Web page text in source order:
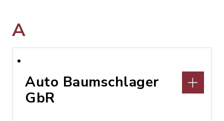
A
Auto Baumschlager
GbR